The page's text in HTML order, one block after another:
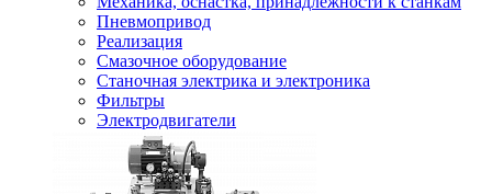
Пневмопривод
Реализация
Смазочное оборудование
Станочная электрика и электроника
Фильтры
Электродвигатели